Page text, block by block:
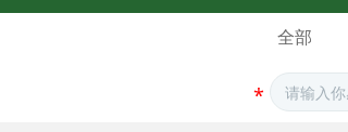
全部